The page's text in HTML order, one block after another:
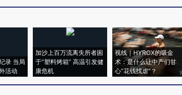
录 当局
活动
加沙上百万流离失所者困
于“塑料烤箱” 高温引发健
康危机
视线｜HYROX的吸金
术：是什么让中产们甘
心“花钱找虐”？